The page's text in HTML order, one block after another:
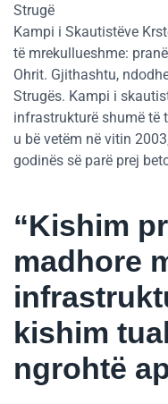
Strugë
Kampi i Skautistëve
të mrekullueshme:
Ohrit. Gjithashtu,
Strugës. Kampi i
infrastrukturë shumë të
u bë vetëm në vitin
godinës së parë prej
“Kishim
madhore
kishim
ngrohtë